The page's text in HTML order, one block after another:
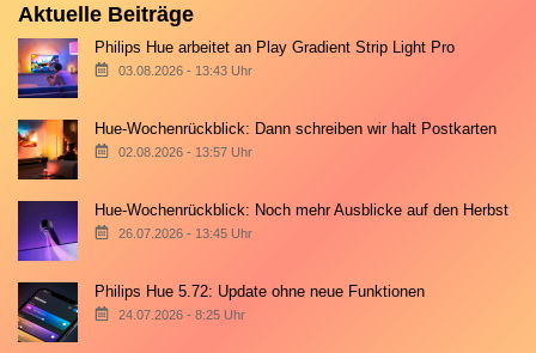
Aktuelle Beiträge
Philips Hue arbeitet an Play Gradient Strip Light Pro
03.08.2026 - 13:43 Uhr
Hue-Wochenrückblick: Dann schreiben wir halt Postkarten
02.08.2026 - 13:57 Uhr
Hue-Wochenrückblick: Noch mehr Ausblicke auf den Herbst
26.07.2026 - 13:45 Uhr
Philips Hue 5.72: Update ohne neue Funktionen
24.07.2026 - 8:25 Uhr